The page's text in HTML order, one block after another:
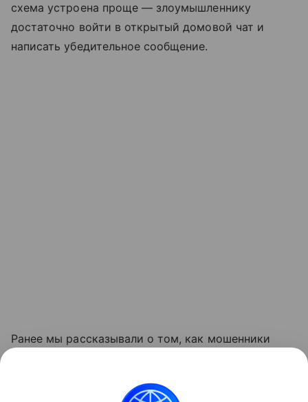
схема устроена проще — злоумышленнику
достаточно войти в открытый домовой чат и
написать убедительное сообщение.
Ранее мы рассказывали о том, как мошенники